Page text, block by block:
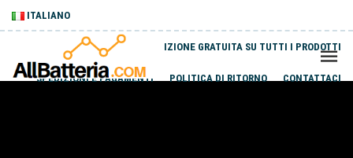
ITALIANO
SPEDIZIONE GRATUITA SU TUTTI I PRODOTTI
SPEDIZIONI E PAGAMENTI POLITICA DI RITORNO CONTATTACI